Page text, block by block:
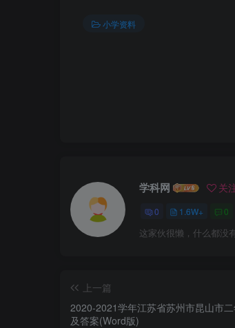
小学资料
学科网 关
0 1.6W+ 0
这家伙很懒，什么都没
上一篇
2020-2021学年江苏省苏州市昆山市
及答案(Word版)